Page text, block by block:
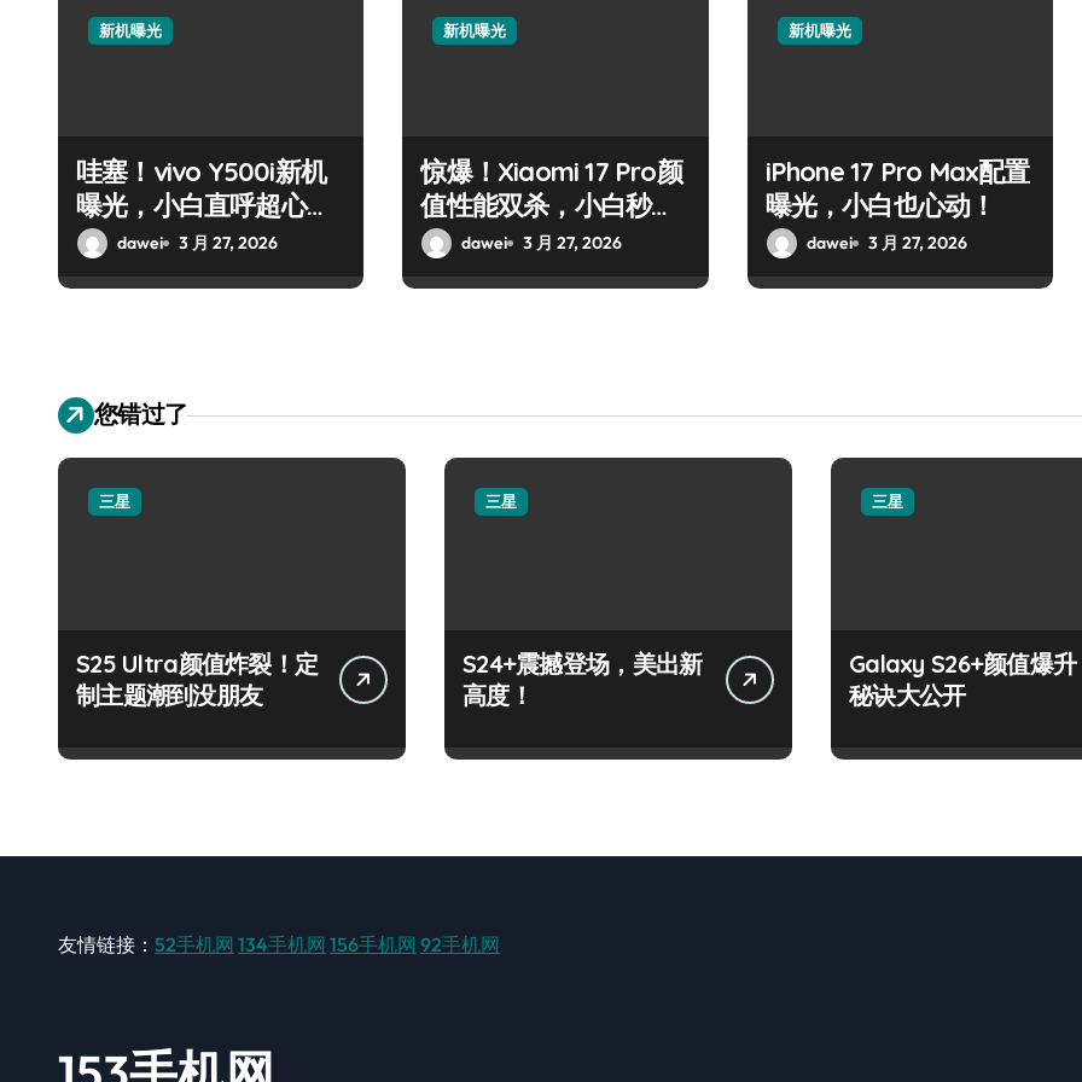
新机曝光
哇塞！vivo Y500i新机
曝光，小白直呼超心
动！dawei 3 月 27, 2026
新机曝光
惊爆！Xiaomi 17 Pro颜
值性能双杀，小白秒心
动！dawei 3 月 27, 2026
新机曝光
iPhone 17 Pro Max配置
曝光，小白也心动！
dawei 3 月 27, 2026
您错过了
三星
S25 Ultra颜值炸裂！定
制主题潮到没朋友
三星
S24+震撼登场，美出新
高度！
三星
Galaxy S26+颜值爆升
秘诀大公开
友情链接： 52手机网 134手机网 156手机网 92手机网